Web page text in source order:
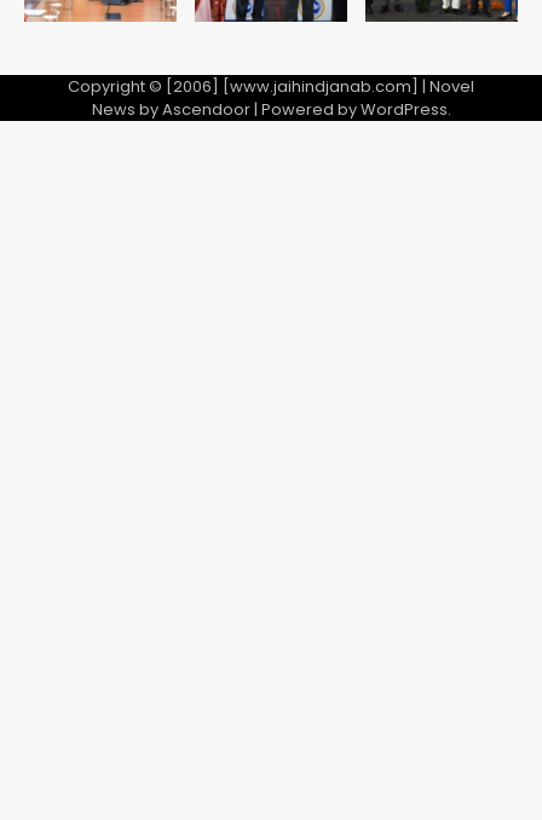
Copyright © [2006] [www.jaihindjanab.com] | Novel
News byAscendoor| Powered byWordPress.